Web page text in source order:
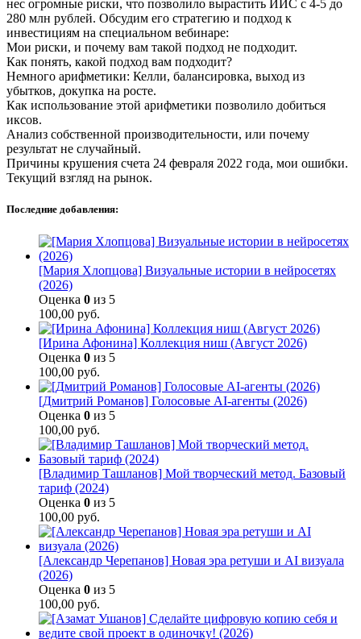
нес огромные риски, что позволило вырастить ИИС с 4-5 до
280 млн рублей. Обсудим его стратегию и подход к
инвестициям на специальном вебинаре:
Мои риски, и почему вам такой подход не подходит.
Как понять, какой подход вам подходит?
Немного арифметики: Келли, балансировка, выход из
убытков, докупка на росте.
Как использование этой арифметики позволило добиться
иксов.
Анализ собственной производительности, или почему
результат не случайный.
Причины крушения счета 24 февраля 2022 года, мои ошибки.
Текущий взгляд на рынок.
Последние добавления:
[Мария Хлопцова] Визуальные истории в нейросетях
(2026)
Оценка 0 из 5
100,00 руб.
[Ирина Афонина] Коллекция ниш (Август 2026)
Оценка 0 из 5
100,00 руб.
[Дмитрий Романов] Голосовые AI-агенты (2026)
Оценка 0 из 5
100,00 руб.
[Владимир Ташланов] Мой творческий метод. Базовый
тариф (2024)
Оценка 0 из 5
100,00 руб.
[Александр Черепанов] Новая эра ретуши и AI визуала
(2026)
Оценка 0 из 5
100,00 руб.